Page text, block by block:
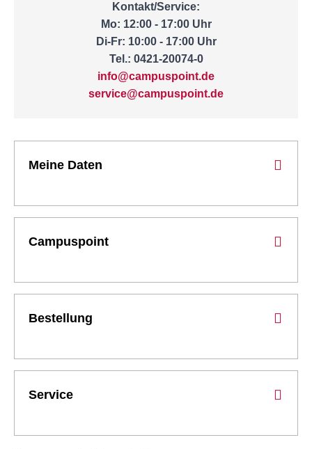
Kontakt/Service:
Mo: 12:00 - 17:00 Uhr
Di-Fr: 10:00 - 17:00 Uhr
Tel.: 0421-20074-0
info@campuspoint.de
service@campuspoint.de
Meine Daten
Campuspoint
Bestellung
Service